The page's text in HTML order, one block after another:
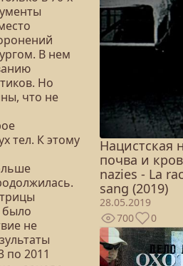
В нем
Но
что не
тел. К этому
было
не
по 2011
Нацистская
почва и
nazies - La
sang (2019)
28.05.2019
700
0